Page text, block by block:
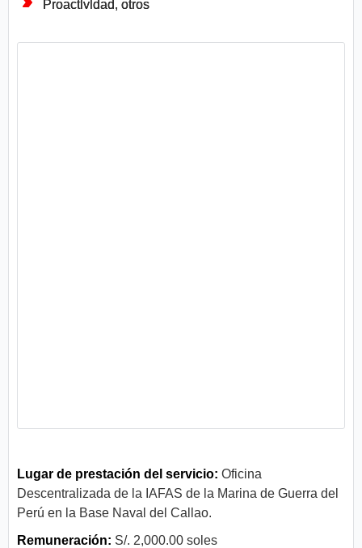
Proactlvldad, otros
Lugar de prestación del servicio: Oficina
Descentralizada de la IAFAS de la Marina de Guerra del
Perú en la Base Naval del Callao.
Remuneración: S/. 2,000.00 soles